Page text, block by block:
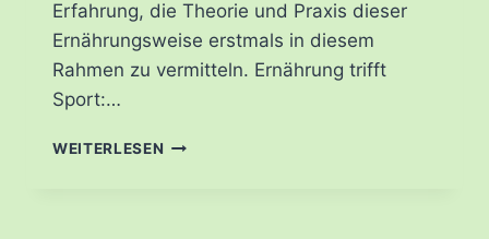
Erfahrung, die Theorie und Praxis dieser
Ernährungsweise erstmals in diesem
Rahmen zu vermitteln. Ernährung trifft
Sport:…
WEITERLESEN WORKSHOP